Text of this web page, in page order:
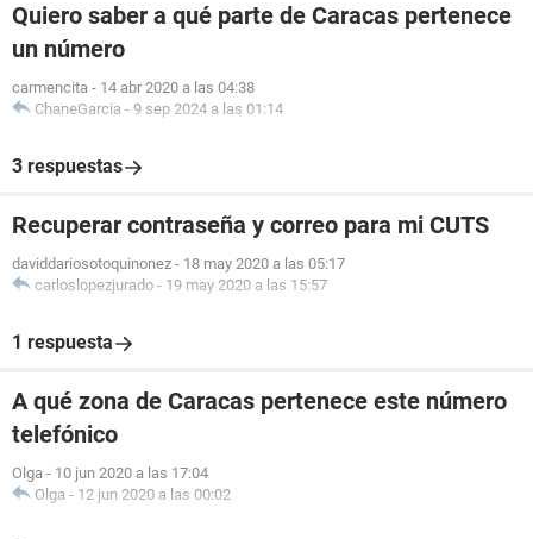
Quiero saber a qué parte de Caracas pertenece
un número
carmencita - 14 abr 2020 a las 04:38
ChaneGarcia - 9 sep 2024 a las 01:14
3 respuestas
Recuperar contraseña y correo para mi CUTS
daviddariosotoquinonez - 18 may 2020 a las 05:17
carloslopezjurado - 19 may 2020 a las 15:57
1 respuesta
A qué zona de Caracas pertenece este número
telefónico
Olga - 10 jun 2020 a las 17:04
Olga - 12 jun 2020 a las 00:02